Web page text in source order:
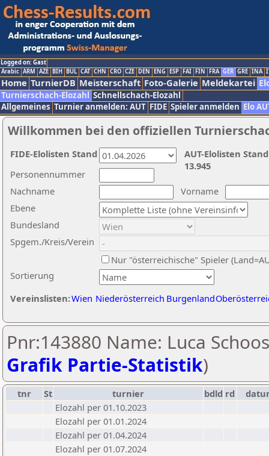
Logged on: Gast
Arabic ARM AZE BIH BUL CAT CHN CRO CZE DEN ENG ESP FAI FIN FRA GER GRE INA
Home TurnierDB Meisterschaft Foto-Galerie Meldekartei
Turnierschach-Elozahl Schnellschach-Elozahl
Allgemeines Turnier anmelden: AUT FIDE Spieler anmelden Elo
Willkommen bei den offiziellen
Nachname
Vorname
Ebene
Sortierung
Personennummer
Bundesland
Spgem./Kreis/Verein
Nur "österreichische" Spieler
Vereinslisten:Wien Niederösterreich Burgenland
AUT-Elolisten
13.945
FIDE-Elolisten Stand
Pnr:143880 Name: Luca
Grafik Partie-Statistik)
tnr St turnier bdld rd
Elozahl per 01.10.2023
Elozahl per 01.01.2024
Elozahl per 01.04.2024
Elozahl per 01.07.2024